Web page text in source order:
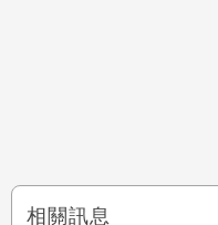
相關訊息